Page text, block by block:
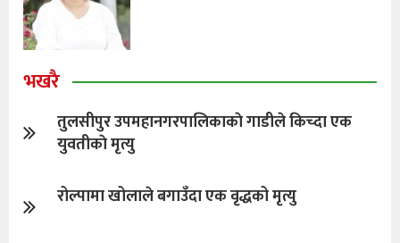
भखरै
तुलसीपुर उपमहानगरपालिकाकाे गाडीले किच्दा एक
युवतीकाे मृत्यु
रोल्पामा खोलाले बगाउँदा एक वृद्धको मृत्यु